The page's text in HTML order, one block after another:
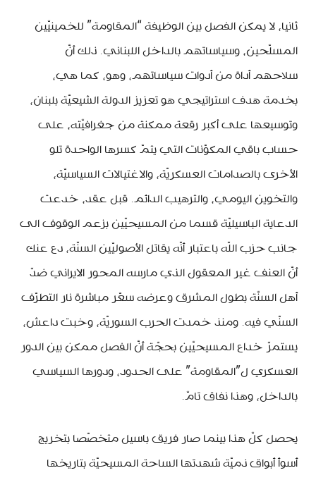
ثانيا، لا يمكن الفصل بين الوظيفة “المقاومة” للخمينيّين
المسلّحين، وسياساتهم بالداخل اللبناني. ذلك أنّ
سلاحهم أداة من أدوات سياساتهم، وهو، كما هي،
بخدمة هدف استراتيجي هو تعزيز الدولة الشيعيّة بلبنان،
وتوسيعها على أكبر رقعة ممكنة من جغرافيّته، على
حساب باقي المكوّنات التي يتمّ كسرها الواحدة تلو
الأخرى بالصدامات العسكريّة، والاغتيالات السياسيّة،
والتخوين اليومي، والترهيب الدائم. قبل عقد، خدعت
الدعاية الباسيليّة قسما من المسيحيّين بزعم الوقوف الى
جانب حزب اللّه باعتبار أنّه يقاتل الأصوليّين السنّة، دع عنك
أنّ العنف غير المعقول الذي مارسه المحور الايراني ضدّ
أهل السنّة بطول المشرق وعرضه سعّر مباشرة نار التطرّف
السنّي فيه. ومنذ خمدت الحرب السوريّة، وخبت داعش،
يستمرّ خداع المسيحيّين بحجّة أنّ الفصل ممكن بين الدور
العسكري ل”المقاومة” على الحدود، ودورها السياسي
بالداخل، وهذا نفاق تامّ.
يحصل كلّ هذا بينما صار فريق باسيل متخصّصا بتخريج
أسوأ أبواق ذميّة شهدتها الساحة المسيحيّة بتاريخها